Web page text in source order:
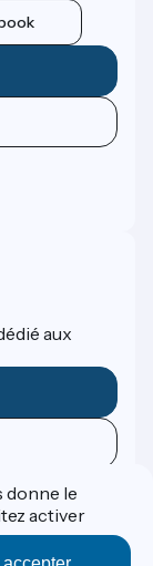
aux
donne le
activer